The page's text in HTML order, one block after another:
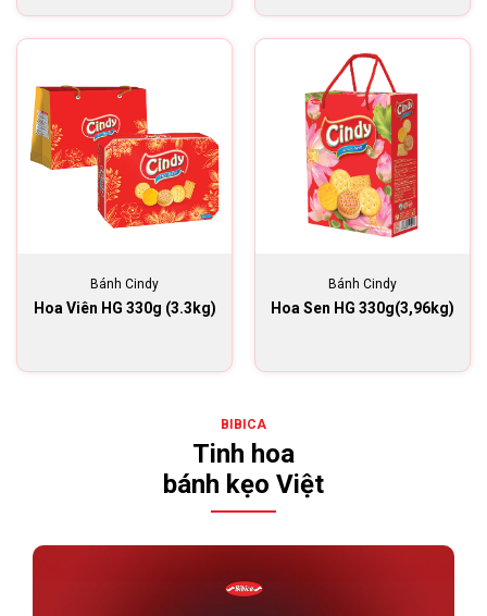
Bánh Cindy
Hoa Viên HG 330g (3.3kg)
Bánh Cindy
Hoa Sen HG 330g(3,96kg)
BIBICA
Tinh hoa
bánh kẹo Việt